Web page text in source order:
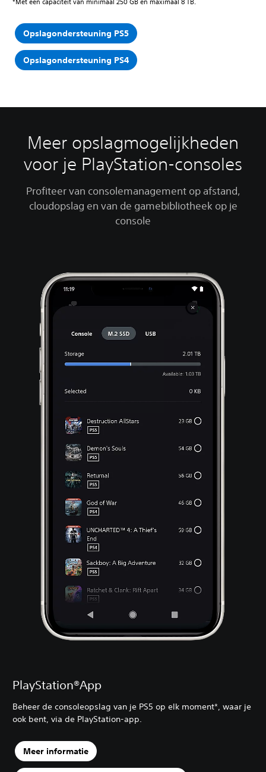
Opslagondersteuning PS5
Opslagondersteuning PS4
Meer opslagmogelijkheden
voor je PlayStation-consoles
Profiteer van consolemanagement op afstand,
cloudopslag en van de gamebibliotheek op je
console
PlayStation®App
Beheer de consoleopslag van je PS5 op elk moment*, waar je
ook bent, via de PlayStation-app.
Meer informatie